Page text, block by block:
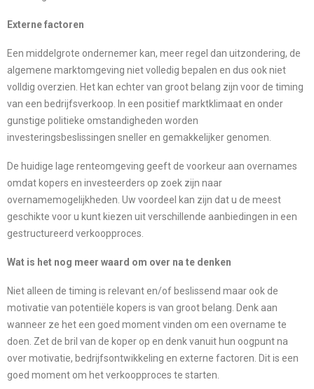
Externe factoren
Een middelgrote ondernemer kan, meer regel dan uitzondering, de
algemene marktomgeving niet volledig bepalen en dus ook niet
volldig overzien. Het kan echter van groot belang zijn voor de timing
van een bedrijfsverkoop. In een positief marktklimaat en onder
gunstige politieke omstandigheden worden
investeringsbeslissingen sneller en gemakkelijker genomen.
De huidige lage renteomgeving geeft de voorkeur aan overnames
omdat kopers en investeerders op zoek zijn naar
overnamemogelijkheden. Uw voordeel kan zijn dat u de meest
geschikte voor u kunt kiezen uit verschillende aanbiedingen in een
gestructureerd verkoopproces.
Wat is het nog meer waard om over na te denken
Niet alleen de timing is relevant en/of beslissend maar ook de
motivatie van potentiële kopers is van groot belang. Denk aan
wanneer ze het een goed moment vinden om een overname te
doen. Zet de bril van de koper op en denk vanuit hun oogpunt na
over motivatie, bedrijfsontwikkeling en externe factoren. Dit is een
goed moment om het verkoopproces te starten.